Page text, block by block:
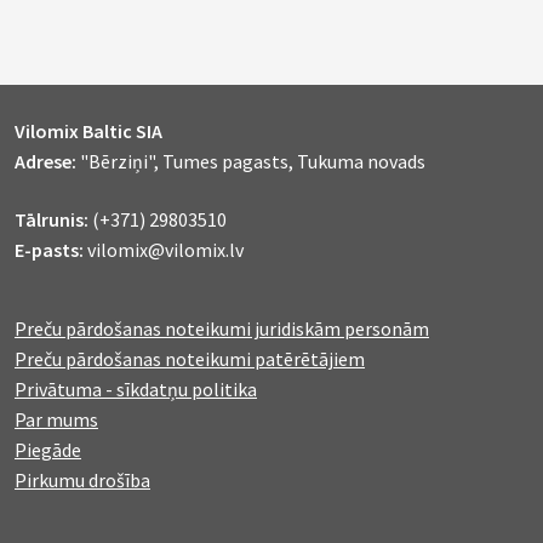
Vilomix Baltic SIA
Adrese: "Bērziņi", Tumes pagasts, Tukuma novads
Tālrunis: (+371) 29803510
E-pasts: vilomix@vilomix.lv
Preču pārdošanas noteikumi juridiskām personām
Preču pārdošanas noteikumi patērētājiem
Privātuma - sīkdatņu politika
Par mums
Piegāde
Pirkumu drošība